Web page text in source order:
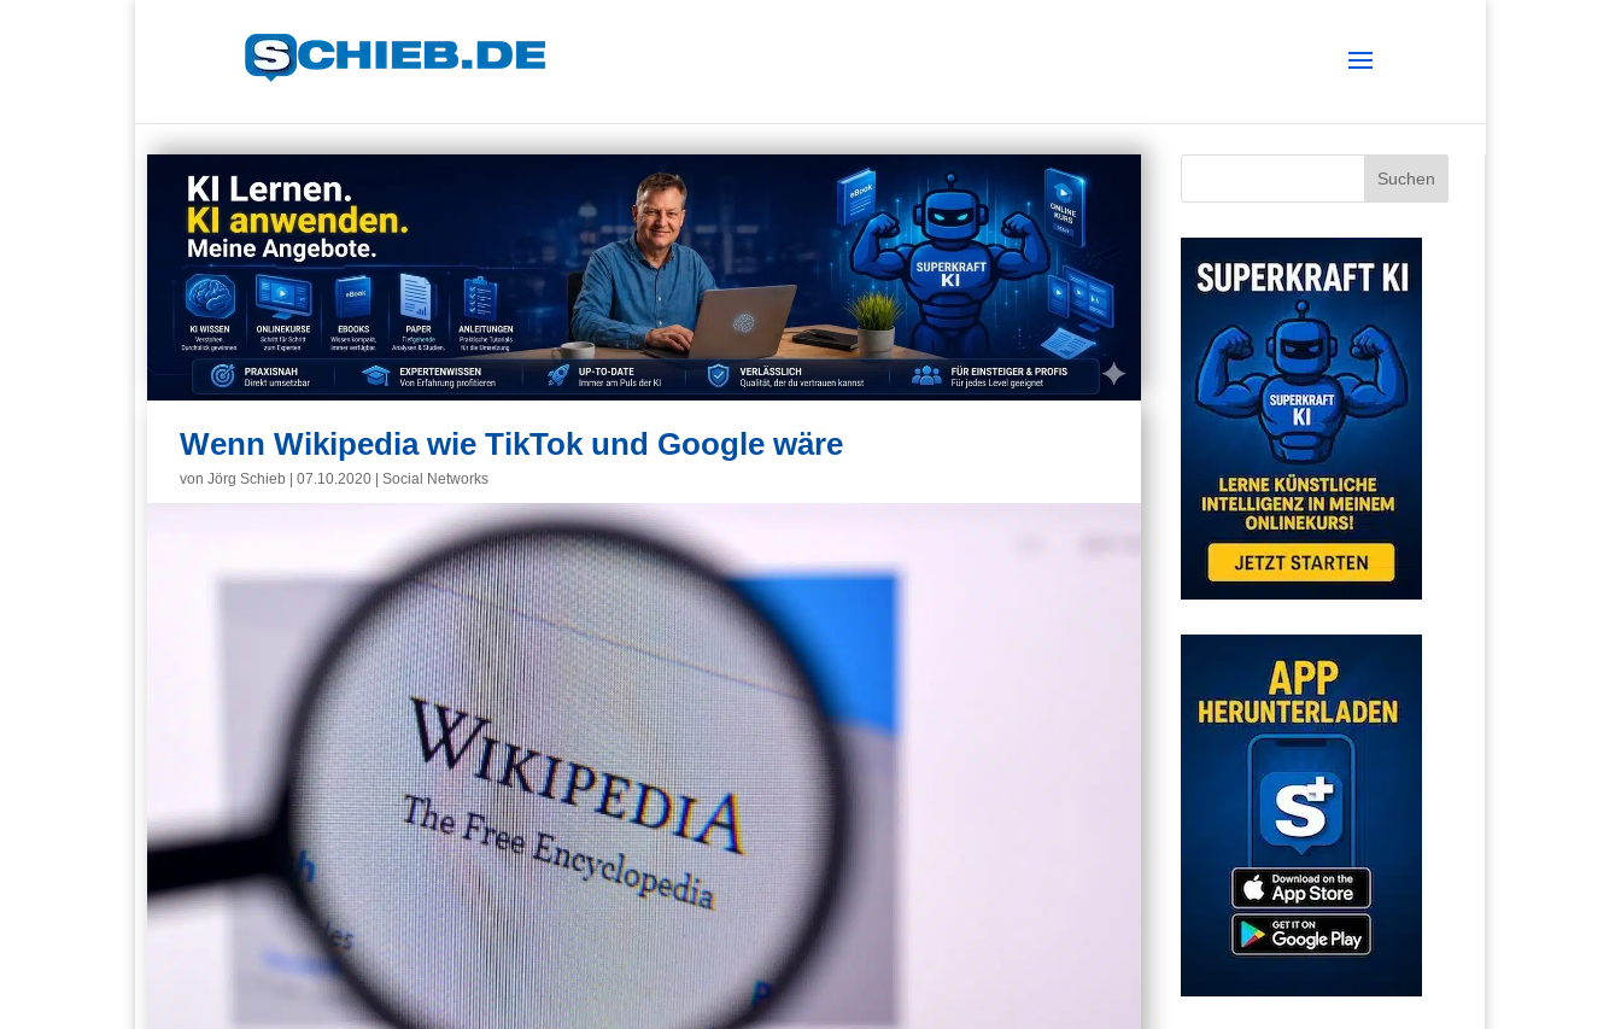
Wenn Wikipedia wie TikTok und Google wäre
von Jörg Schieb 07.10.2020 Social Networks